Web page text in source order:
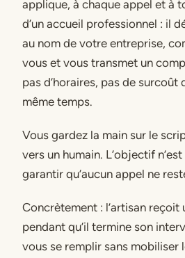
applique, à chaque appel et à
d’un accueil professionnel : il
au nom de votre entreprise,
vous et vous transmet un
pas d’horaires, pas de
même temps.
Vous gardez la main sur le
vers un humain. L’objectif
garantir qu’aucun appel ne
Concrètement : l’artisan
pendant qu’il termine son
vous se remplir sans mobiliser